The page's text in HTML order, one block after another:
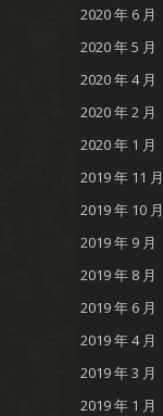
2020 年 6 月
2020 年 5 月
2020 年 4 月
2020 年 2 月
2020 年 1 月
2019 年 11 月
2019 年 10 月
2019 年 9 月
2019 年 8 月
2019 年 6 月
2019 年 4 月
2019 年 3 月
2019 年 1 月